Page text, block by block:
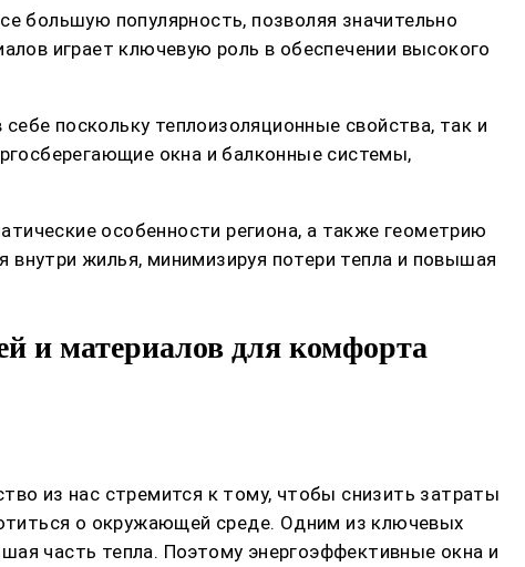
большую популярность, позволяя значительно
играет ключевую роль в обеспечении высокого
поскольку теплоизоляционные свойства, так и
окна и балконные системы,
особенности региона, а также геометрию
жилья, минимизируя потери тепла и повышая
и материалов для комфорта
из нас стремится к тому, чтобы снизить затраты
о окружающей среде. Одним из ключевых
часть тепла. Поэтому энергоэффективные окна и